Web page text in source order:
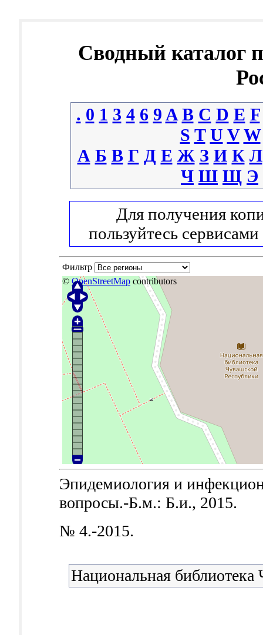
Сводный каталог
. 0 1 3 4 6 9 A B C D E F
S T U V W
А Б В Г Д Е Ж З И К Л
Ч Ш Щ Э
Для получения
пользуйтесь сервисами
Фильтр
© OpenStreetMap contributors
Эпидемиология и
вопросы.-Б.м.: Б.и., 2015.
№ 4.-2015.
Национальная